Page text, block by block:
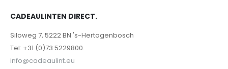
CADEAULINTEN DIRECT.
Siloweg 7, 5222 BN 's-Hertogenbosch
Tel: +31 (0)73 5229800.
info@cadeaulint.eu